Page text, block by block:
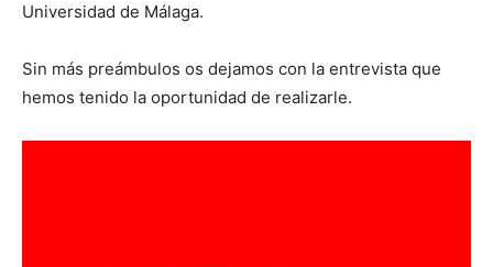
Universidad de Málaga.
Sin más preámbulos os dejamos con la entrevista que
hemos tenido la oportunidad de realizarle.